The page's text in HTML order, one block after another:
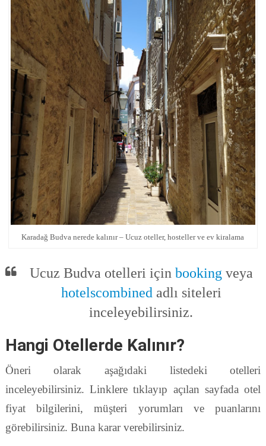
Karadağ Budva nerede kalınır – Ucuz oteller, hosteller ve ev kiralama
Ucuz Budva otelleri için booking veya
hotelscombined adlı siteleri
inceleyebilirsiniz.
Hangi Otellerde Kalınır?
Öneri olarak aşağıdaki listedeki otelleri
inceleyebilirsiniz. Linklere tıklayıp açılan sayfada otel
fiyat bilgilerini, müşteri yorumları ve puanlarını
görebilirsiniz. Buna karar verebilirsiniz.